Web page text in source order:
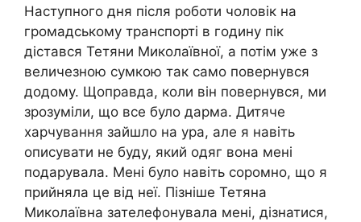
Наступного дня після роботи чоловік на
громадському транспорті в годину пік
дістався Тетяни Миколаївної, а потім уже з
величезною сумкою так само повернувся
додому. Щоправда, коли він повернувся, ми
зрозуміли, що все було дарма. Дитяче
харчування зайшло на ура, але я навіть
описувати не буду, який одяг вона мені
подарувала. Мені було навіть соромно, що я
прийняла це від неї. Пізніше Тетяна
Миколаївна зателефонувала мені, дізнатися,